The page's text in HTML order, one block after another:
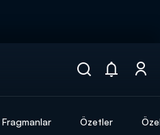
Fragmanlar Özetler